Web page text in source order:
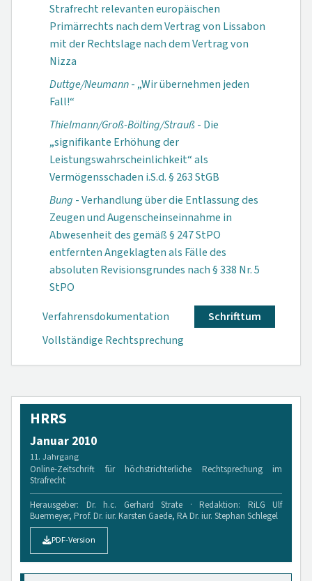
Strafrecht relevanten europäischen
Primärrechts nach dem Vertrag von Lissabon
mit der Rechtslage nach dem Vertrag von
Nizza
Duttge/Neumann- „Wir übernehmen jeden
Fall!“
Thielmann/Groß-Bölting/Strauß- Die
„signifikante Erhöhung der
Leistungswahrscheinlichkeit“ als
Vermögensschaden i.S.d. § 263 StGB
Bung - Verhandlung über die Entlassung des
Zeugen und Augenscheinseinnahme in
Abwesenheit des gemäß § 247 StPO
entfernten Angeklagten als Fälle des
absoluten Revisionsgrundes nach § 338 Nr. 5
StPO
Verfahrensdokumen­tation
Schrifttum
Vollständige Rechtsprechung
HRRS
Januar 2010
11. Jahrgang
Online-Zeitschrift für höchstrichterliche Rechtsprechung im
Strafrecht
Herausgeber: Dr. h.c. Gerhard Strate · Redaktion: RiLG Ulf
Buermeyer, Prof. Dr. iur. Karsten Gaede, RA Dr. iur. Stephan Schlegel
PDF-Version